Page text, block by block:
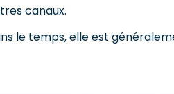
canaux.
le temps, elle est